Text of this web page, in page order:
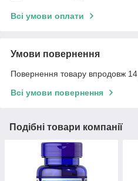
Всі умови оплати
Умови повернення
Повернення товару впродовж 14
Всі умови повернення
Подібні товари компанії